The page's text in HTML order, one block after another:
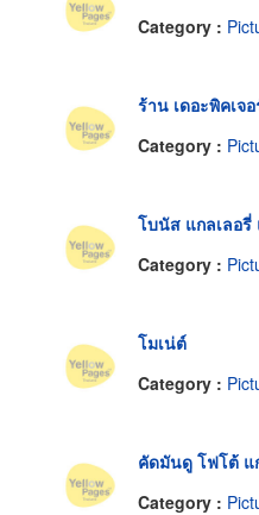
Category :
ร้าน เดอะพิคเจ
Category :
โบนัส แกลเลอรี่
Category :
โมเน่ต์
Category :
คัดมันดู โฟโต้ แ
Category :